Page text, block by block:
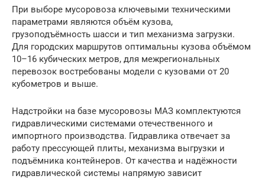
При выборе мусоровоза ключевыми техническими
параметрами являются объём кузова,
грузоподъёмность шасси и тип механизма загрузки.
Для городских маршрутов оптимальны кузова объёмом
10–16 кубических метров, для межрегиональных
перевозок востребованы модели с кузовами от 20
кубометров и выше.
Надстройки на базе мусоровозы МАЗ комплектуются
гидравлическими системами отечественного и
импортного производства. Гидравлика отвечает за
работу прессующей плиты, механизма выгрузки и
подъёмника контейнеров. От качества и надёжности
гидравлической системы напрямую зависит